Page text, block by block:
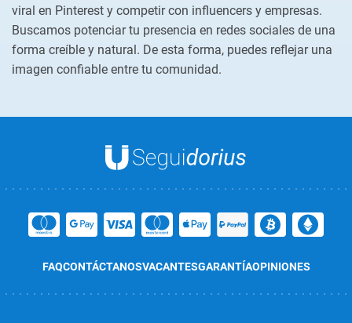
viral en Pinterest y competir con influencers y empresas.
Buscamos potenciar tu presencia en redes sociales de una
forma creíble y natural. De esta forma, puedes reflejar una
imagen confiable entre tu comunidad.
FAQCONTÁCTANOSVACANTESGARANTÍAOPINIONES